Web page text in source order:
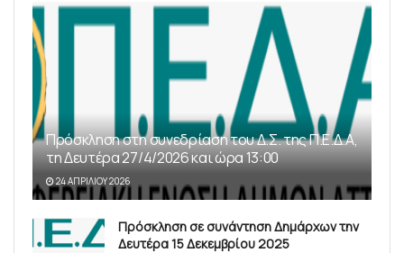
Πρόσκληση στη συνεδρίαση του Δ.Σ. της Π.Ε.Δ.Α,
τη Δευτέρα 27/4/2026 και ώρα 13:00
24 ΑΠΡΙΛΊΟΥ 2026
Πρόσκληση σε συνάντηση Δημάρχων την
Δευτέρα 15 Δεκεμβρίου 2025